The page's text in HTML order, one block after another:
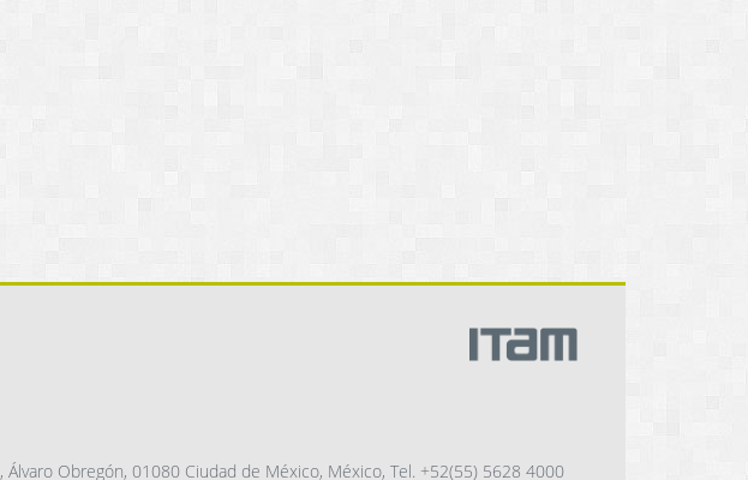
Obregón, 01080 Ciudad de México, México, Tel. +52(55) 5628 4000